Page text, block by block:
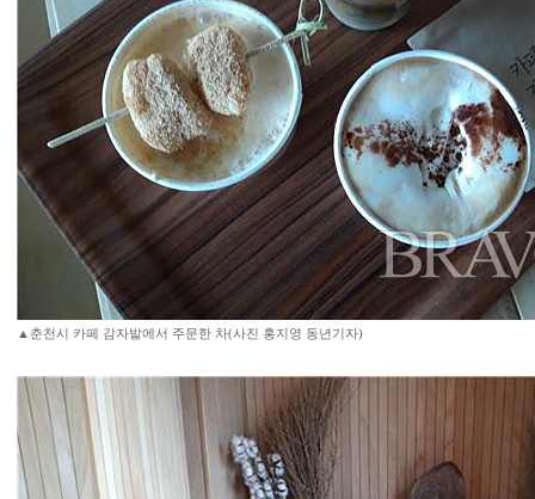
▲춘천시 카페 감자밭에서 주문한 차(사진 홍지영 동년기자)